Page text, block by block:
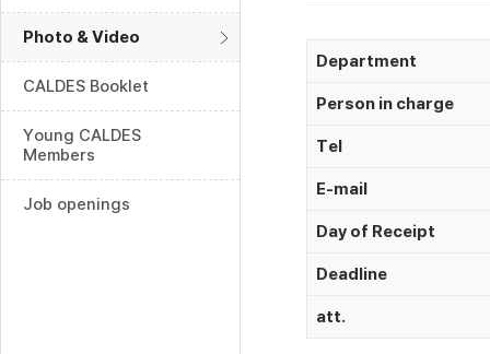
Photo & Video
CALDES Booklet
Young CALDES
Members
Job openings
Department
Person in charge
Tel
E-mail
Day of Receipt
Deadline
att.